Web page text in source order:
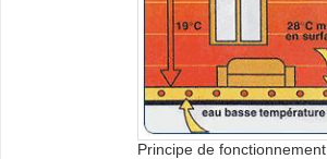
Principe de fonctionnement